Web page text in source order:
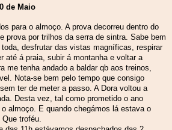
de Maio
para o almoço. A prova decorreu dentro do
prova por trilhos da serra de sintra. Sabe bem
desfrutar das vistas magníficas, respirar
até á praia, subir á montanha e voltar a
me tenha andado a baldar qb aos treinos,
Nota-se bem pelo tempo que consigo
ter de meter a passo. A Dora voltou a
Desta vez, tal como prometido o ano
almoço. E quando chegámos lá estava o
troféu.